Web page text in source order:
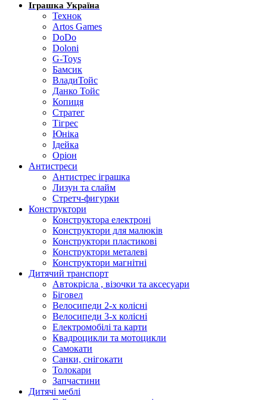
Іграшка Україна
Технок
Artos Games
DoDo
Doloni
G-Toys
Бамсик
ВладиТойс
Данко Тойс
Копиця
Стратег
Тігрес
Юніка
Ідейка
Оріон
Антистреси
Антистрес іграшка
Лизун та слайм
Стретч-фигурки
Конструктори
Конструктора електроні
Конструктори для малюків
Конструктори пластикові
Конструктори металеві
Конструктори магнітні
Дитячий транспорт
Автокрісла , візочки та аксесуари
Біговел
Велосипеди 2-х колісні
Велосипеди 3-х колісні
Електромобілі та карти
Квадроцикли та мотоцикли
Самокати
Санки, снігокати
Толокари
Запчастини
Дитячі меблі